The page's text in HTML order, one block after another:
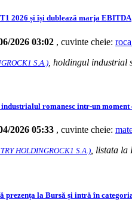
2026 și își dublează marja EBITDA
2026 03:02 , cuvinte cheie:
S.A.) , holdingul industrial
romanesc intr-un
2026 05:33 , cuvinte cheie:
HOLDINGROCK1 S.A.) , listata
prezența la Bursă și intră în